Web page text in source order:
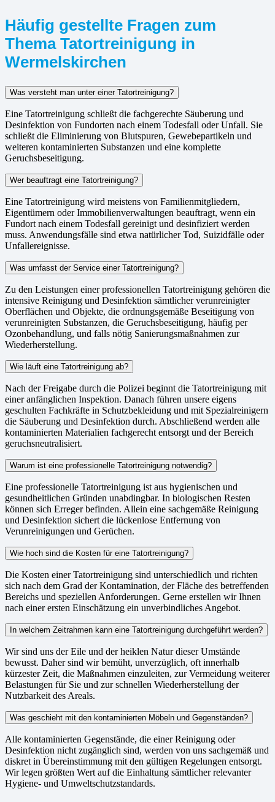
Häufig gestellte Fragen zum
Thema Tatortreinigung in
Wermelskirchen
Was versteht man unter einer Tatortreinigung?
Eine Tatortreinigung schließt die fachgerechte Säuberung und
Desinfektion von Fundorten nach einem Todesfall oder Unfall. Sie
schließt die Eliminierung von Blutspuren, Gewebepartikeln und
weiteren kontaminierten Substanzen und eine komplette
Geruchsbeseitigung.
Wer beauftragt eine Tatortreinigung?
Eine Tatortreinigung wird meistens von Familienmitgliedern,
Eigentümern oder Immobilienverwaltungen beauftragt, wenn ein
Fundort nach einem Todesfall gereinigt und desinfiziert werden
muss. Anwendungsfälle sind etwa natürlicher Tod, Suizidfälle oder
Unfallereignisse.
Was umfasst der Service einer Tatortreinigung?
Zu den Leistungen einer professionellen Tatortreinigung gehören die
intensive Reinigung und Desinfektion sämtlicher verunreinigter
Oberflächen und Objekte, die ordnungsgemäße Beseitigung von
verunreinigten Substanzen, die Geruchsbeseitigung, häufig per
Ozonbehandlung, und falls nötig Sanierungsmaßnahmen zur
Wiederherstellung.
Wie läuft eine Tatortreinigung ab?
Nach der Freigabe durch die Polizei beginnt die Tatortreinigung mit
einer anfänglichen Inspektion. Danach führen unsere eigens
geschulten Fachkräfte in Schutzbekleidung und mit Spezialreinigern
die Säuberung und Desinfektion durch. Abschließend werden alle
kontaminierten Materialien fachgerecht entsorgt und der Bereich
geruchsneutralisiert.
Warum ist eine professionelle Tatortreinigung notwendig?
Eine professionelle Tatortreinigung ist aus hygienischen und
gesundheitlichen Gründen unabdingbar. In biologischen Resten
können sich Erreger befinden. Allein eine sachgemäße Reinigung
und Desinfektion sichert die lückenlose Entfernung von
Verunreinigungen und Gerüchen.
Wie hoch sind die Kosten für eine Tatortreinigung?
Die Kosten einer Tatortreinigung sind unterschiedlich und richten
sich nach dem Grad der Kontamination, der Fläche des betreffenden
Bereichs und speziellen Anforderungen. Gerne erstellen wir Ihnen
nach einer ersten Einschätzung ein unverbindliches Angebot.
In welchem Zeitrahmen kann eine Tatortreinigung durchgeführt werden?
Wir sind uns der Eile und der heiklen Natur dieser Umstände
bewusst. Daher sind wir bemüht, unverzüglich, oft innerhalb
kürzester Zeit, die Maßnahmen einzuleiten, zur Vermeidung weiterer
Belastungen für Sie und zur schnellen Wiederherstellung der
Nutzbarkeit des Areals.
Was geschieht mit den kontaminierten Möbeln und Gegenständen?
Alle kontaminierten Gegenstände, die einer Reinigung oder
Desinfektion nicht zugänglich sind, werden von uns sachgemäß und
diskret in Übereinstimmung mit den gültigen Regelungen entsorgt.
Wir legen größten Wert auf die Einhaltung sämtlicher relevanter
Hygiene- und Umweltschutzstandards.